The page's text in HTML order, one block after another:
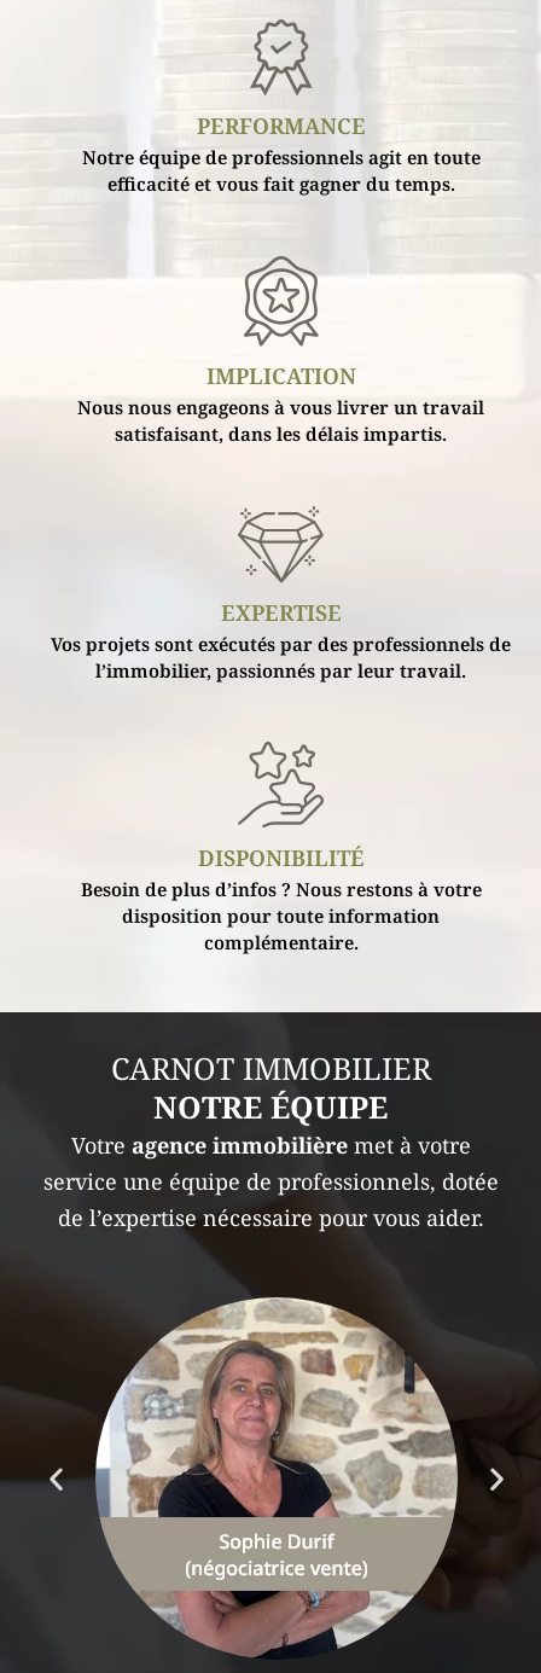
PERFORMANCE
Notre équipe de professionnels agit en toute
efficacité et vous fait gagner du temps.
IMPLICATION
Nous nous engageons à vous livrer un travail
satisfaisant, dans les délais impartis.
EXPERTISE
Vos projets sont exécutés par des professionnels de
l’immobilier, passionnés par leur travail.
DISPONIBILITÉ
Besoin de plus d’infos ? Nous restons à votre
disposition pour toute information
complémentaire.
CARNOT IMMOBILIER
NOTRE ÉQUIPE
Votre agence immobilièremet à votre
service une équipe de professionnels, dotée
de l’expertise nécessaire pour vous aider.